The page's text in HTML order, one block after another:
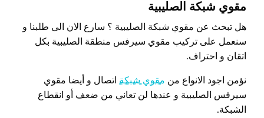
مقوي شبكة الصليبية
هل تبحث عن مقوي شبكة الصليبية ؟ سارع الان الى طلبنا و
سنعمل على تركيب مقوي سيرفس منطقة الصليبية بكل
اتقان و احتراف.
نؤمن اجود الانواع من مقوي شبكة اتصال و أيضا مقوي
سيرفس الصليبية و عندها لن تعاني من ضعف أو انقطاع
الشبكة.